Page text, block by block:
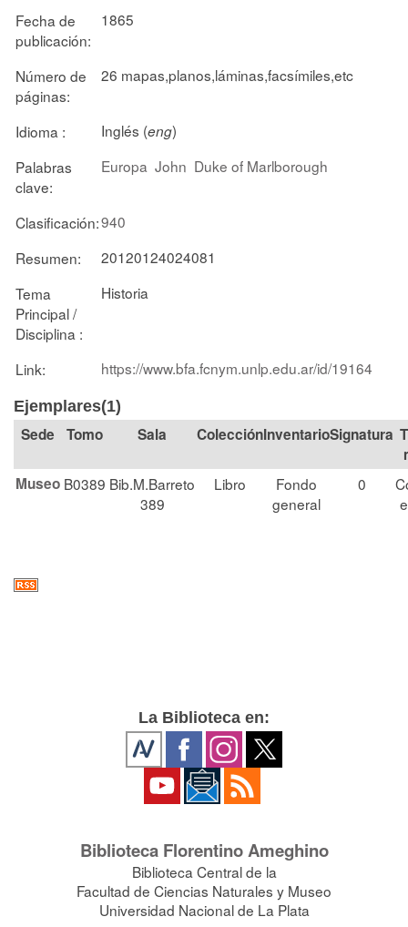
Fecha de
publicación:
1865
Número de
páginas:
26 mapas,planos,láminas,facsímiles,etc
Idioma : Inglés (eng)
Palabras
clave:
Europa John Duke of Marlborough
Clasificación:940
Resumen:
20120124024081
Tema
Principal /
Disciplina :
Historia
Link: https://www.bfa.fcnym.unlp.edu.ar/id/19164
Ejemplares(1)
Tomo Sala Colección Signatura
Museo B0389 Bib.M.Barreto
389
Libro
Fondo
general
0
La Biblioteca en:
Biblioteca Florentino Ameghino
Biblioteca Central de la
Facultad de Ciencias Naturales y Museo
Universidad Nacional de La Plata